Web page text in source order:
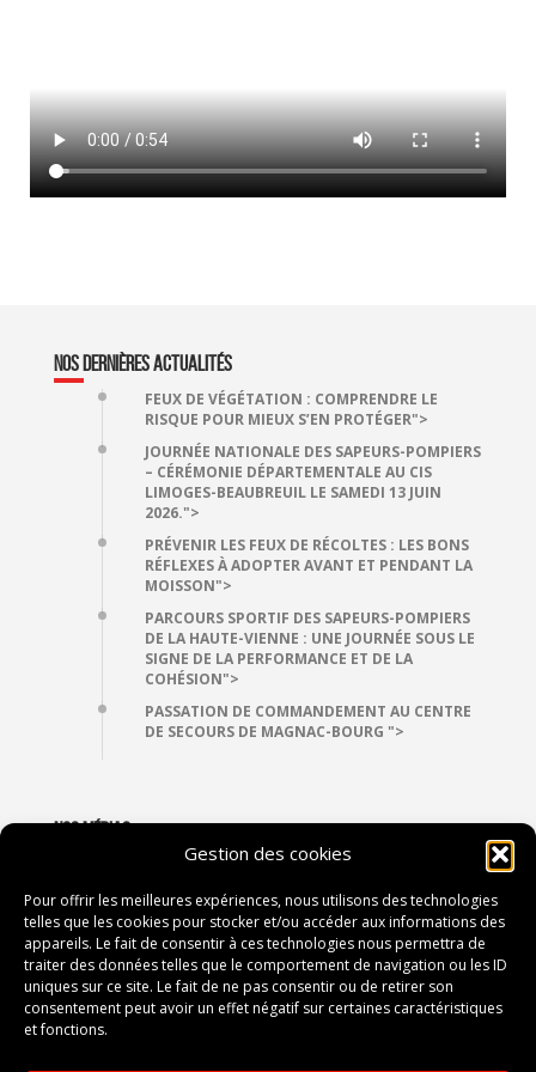
Gestion des cookies
Pour offrir les meilleures expériences, nous utilisons des technologies
telles que les cookies pour stocker et/ou accéder aux informations des
appareils. Le fait de consentir à ces technologies nous permettra de
traiter des données telles que le comportement de navigation ou les ID
uniques sur ce site. Le fait de ne pas consentir ou de retirer son
consentement peut avoir un effet négatif sur certaines caractéristiques
et fonctions.
NOS DERNIÈRES ACTUALITÉS
FEUX DE VÉGÉTATION : COMPRENDRE LE
RISQUE POUR MIEUX S’EN PROTÉGER">
JOURNÉE NATIONALE DES SAPEURS-POMPIERS
– CÉRÉMONIE DÉPARTEMENTALE AU CIS
LIMOGES-BEAUBREUIL LE SAMEDI 13 JUIN
2026.">
PRÉVENIR LES FEUX DE RÉCOLTES : LES BONS
RÉFLEXES À ADOPTER AVANT ET PENDANT LA
MOISSON">
PARCOURS SPORTIF DES SAPEURS-POMPIERS
DE LA HAUTE-VIENNE : UNE JOURNÉE SOUS LE
SIGNE DE LA PERFORMANCE ET DE LA
COHÉSION">
PASSATION DE COMMANDEMENT AU CENTRE
DE SECOURS DE MAGNAC-BOURG ">
NOS MÉDIAS
VIDÉOTHÈQUE
PHOTOTHÈQUE
CONTACT
2, avenue du Président Vincent Auriol